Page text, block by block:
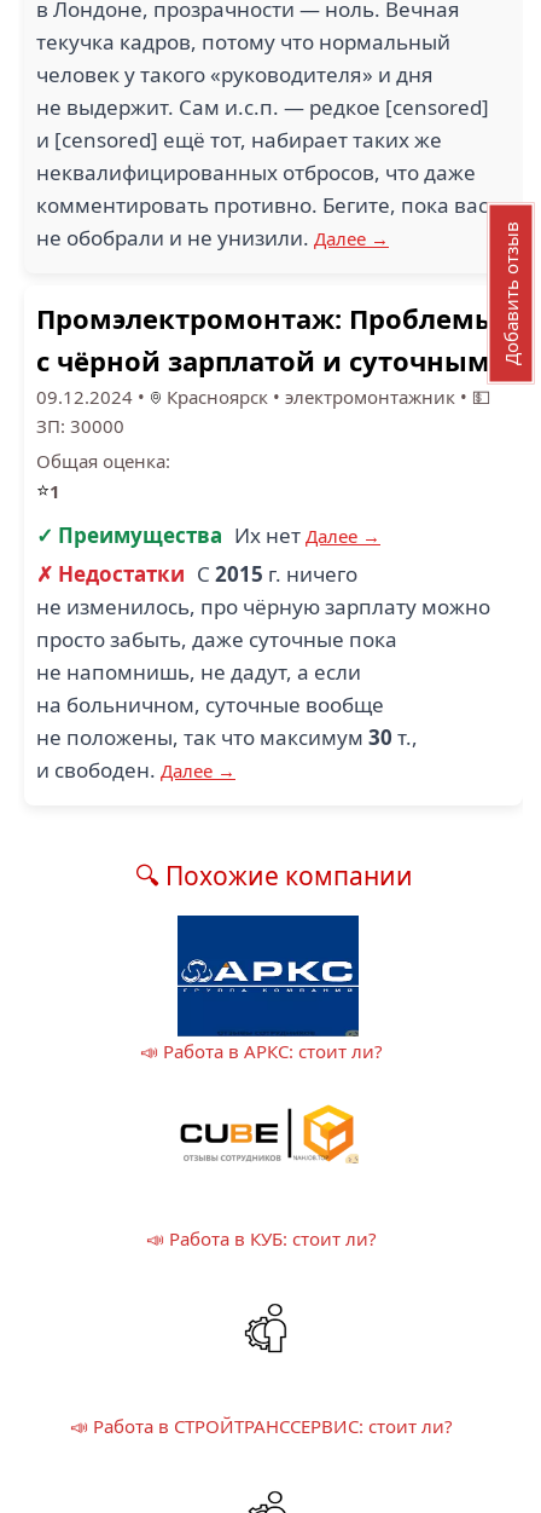
в Лондоне, прозрачности — ноль. Вечная
текучка кадров, потому что нормальный
человек у такого «руководителя» и дня
не выдержит. Сам и.с.п. — редкое [censored]
и [censored] ещё тот, набирает таких же
неквалифицированных отбросов, что даже
комментировать противно. Бегите, пока вас
не обобрали и не унизили. Далее →
Промэлектромонтаж: Проблемы
с чёрной зарплатой и суточными
09.12.2024 • Красноярск • электромонтажник • 💵
ЗП: 30000
Общая оценка:
⭐1
✓ Преимущества Их нет Далее →
✗ Недостатки С 2015 г. ничего
не изменилось, про чёрную зарплату можно
просто забыть, даже суточные пока
не напомнишь, не дадут, а если
на больничном, суточные вообще
не положены, так что максимум 30 т.,
и свободен. Далее →
🔍 Похожие компании
📣 Работа в АРКС: стоит ли?
📣 Работа в КУБ: стоит ли?
📣 Работа в СТРОЙТРАНССЕРВИС: стоит ли?
Добавить отзыв